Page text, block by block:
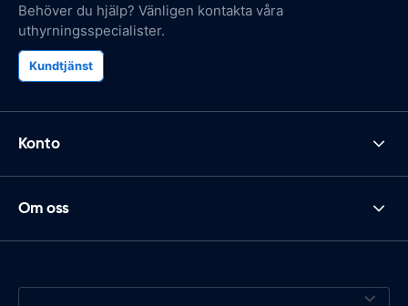
Behöver du hjälp? Vänligen kontakta våra
uthyrningsspecialister.
Kundtjänst
Konto
Om oss